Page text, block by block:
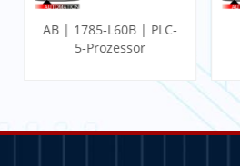
AB | 1785-L60B | PLC-
5-Prozessor